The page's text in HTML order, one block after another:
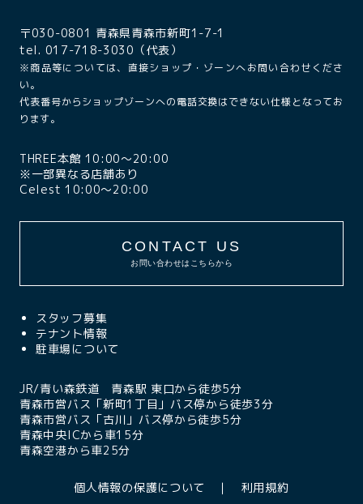
〒030-0801 青森県青森市新町1-7-1
tel. 017-718-3030（代表）
※商品等については、直接ショップ・ゾーンへお問い合わせくださ
い。
代表番号からショップゾーンへの電話交換はできない仕様となってお
ります。
THREE本館 10:00〜20:00
※一部異なる店舗あり
Celest 10:00〜20:00
CONTACT US
お問い合わせはこちらから
スタッフ募集
テナント情報
駐車場について
JR/青い森鉄道 青森駅 東口から徒歩5分
青森市営バス「新町1丁目」バス停から徒歩3分
青森市営バス「古川」バス停から徒歩5分
青森中央ICから車15分
青森空港から車25分
個人情報の保護について 利用規約